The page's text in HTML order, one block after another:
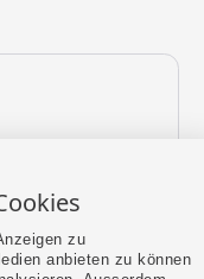
zu
anbieten zu können